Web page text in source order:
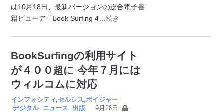
は10月18日、最新バージョンの総合電子書
籍ビューア「Book Surfing 4 …続き
BookSurfingの利用サイト
が４００超に 今年７月には
ウィルコムに対応
インフォシティ セルシス ボイジャー ｜
デジタル ニュース 出版 9月28日